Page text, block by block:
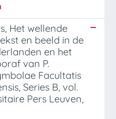
Het wellende
en beeld in de
en het
van P.
Facultatis
Series B, vol.
Pers Leuven,